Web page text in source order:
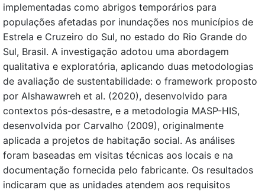
implementadas como abrigos temporários para
populações afetadas por inundações nos municípios de
Estrela e Cruzeiro do Sul, no estado do Rio Grande do
Sul, Brasil. A investigação adotou uma abordagem
qualitativa e exploratória, aplicando duas metodologias
de avaliação de sustentabilidade: o framework proposto
por Alshawawreh et al. (2020), desenvolvido para
contextos pós-desastre, e a metodologia MASP-HIS,
desenvolvida por Carvalho (2009), originalmente
aplicada a projetos de habitação social. As análises
foram baseadas em visitas técnicas aos locais e na
documentação fornecida pelo fabricante. Os resultados
indicaram que as unidades atendem aos requisitos